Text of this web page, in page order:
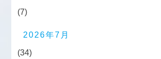
(7)
2026年7月
(34)